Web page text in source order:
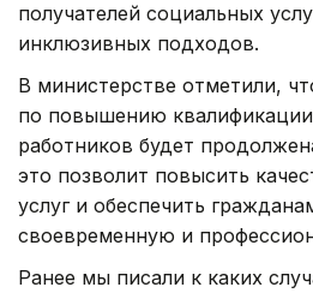
получателей социальных
инклюзивных подходов.
В министерстве отметили,
по повышению
работников будет
это позволит повысить
услуг и обеспечить
своевременную и
Ранее мы писали к каких